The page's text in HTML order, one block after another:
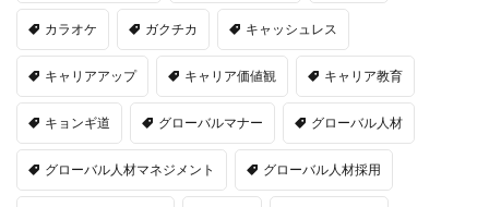
カラオケ ガクチカ キャッシュレス
キャリアアップ キャリア価値観 キャリア教育
キョンギ道 グローバルマナー グローバル人材
グローバル人材マネジメント グローバル人材採用